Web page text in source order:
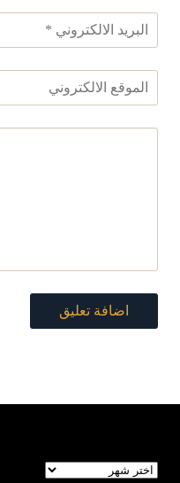
اضافة تعليق
الأرشيف